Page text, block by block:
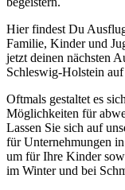
Hier findest Du
Familie, Kinder und
jetzt deinen nächsten
Schleswig-Holstein
Oftmals gestaltet es
Möglichkeiten für
Lassen Sie sich auf
für Unternehmungen
um für Ihre Kinder
im Winter und bei